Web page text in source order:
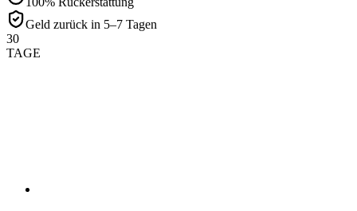
Geld zurück in 5–7 Tagen
30
TAGE